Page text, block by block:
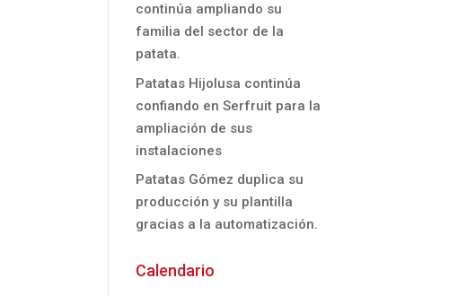
continúa ampliando su
familia del sector de la
patata.
Patatas Hijolusa continúa
confiando en Serfruit para la
ampliación de sus
instalaciones
Patatas Gómez duplica su
producción y su plantilla
gracias a la automatización.
Calendario